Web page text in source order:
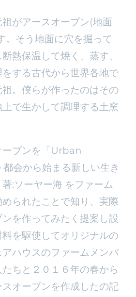
がアースオーブン(地面
。そう地面に穴を掘って
熱保温して焼く、蒸す、
する古代から世界各地で
。僕らが作ったのはその
で生かして調理する土窯
ーブンを「Urban
会から始まる新しい生き
:ソーヤー海 をファーム
られたことで知り、実際
を作ってみたく提案し設
を駆使してオリジナルの
ハウスのファームメンバ
ちと２０１６年の春から
オーブンを作成したの記